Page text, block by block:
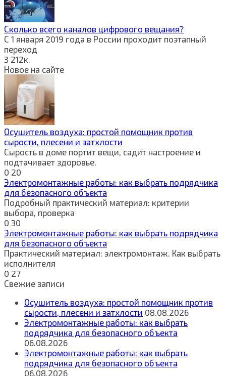
Сколько всего каналов цифрового вещания?
С 1 января 2019 года в России проходит поэтапный
переход
3 212к.
Новое на сайте
Осушитель воздуха: простой помощник против
сырости, плесени и затхлости
Сырость в доме портит вещи, садит настроение и
подтачивает здоровье.
0 20
Электромонтажные работы: как выбрать подрядчика
для безопасного объекта
Подробный практический материал: критерии
выбора, проверка
0 30
Электромонтажные работы: как выбрать подрядчика
для безопасного объекта
Практический материал: электромонтаж. Как выбрать
исполнителя
0 27
Свежие записи
Осушитель воздуха: простой помощник против
сырости, плесени и затхлости 08.08.2026
Электромонтажные работы: как выбрать
подрядчика для безопасного объекта
06.08.2026
Электромонтажные работы: как выбрать
подрядчика для безопасного объекта
06.08.2026